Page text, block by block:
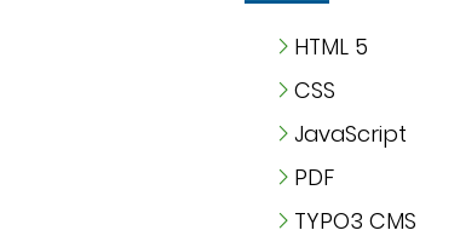
HTML 5
CSS
JavaScript
PDF
TYPO3 CMS